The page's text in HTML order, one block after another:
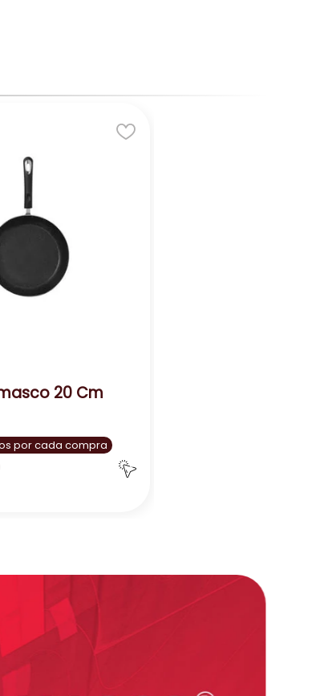
20 Cm
por cada compra